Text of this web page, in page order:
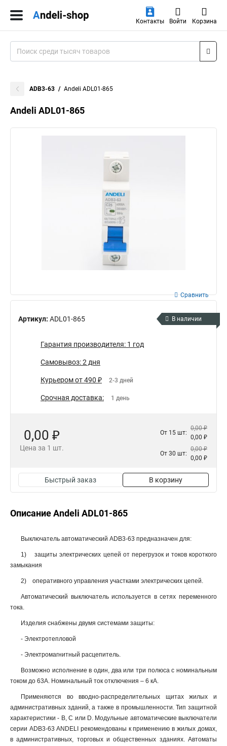
Контакты Войти Корзина
ADB3-63 Andeli ADL01-865
Andeli ADL01-865
Артикул: ADL01-865
Сравнить
В наличии
Гарантия производителя: 1 год
Самовывоз: 2 дня
Курьером от 490 ₽ 2-3 дней
Срочная доставка: 1 день
0,00 ₽
Цена за 1 шт.
От 15 шт:
0,00 ₽
0,00 ₽
От 30 шт:
0,00 ₽
0,00 ₽
Быстрый заказ В корзину
Описание Andeli ADL01-865
Выключатель автоматический ADB3-63 предназначен для:
1) защиты электрических цепей от перегрузок и токов короткого
замыкания
2) оперативного управления участками электрических цепей.
Автоматический выключатель используется в сетях переменного
тока.
Изделия снабжены двумя системами защиты:
- Электротепловой
- Электромагнитный расцепитель.
Возможно исполнение в один, два или три полюса с номинальным
током до 63А. Номинальный ток отключения – 6 кА.
Применяются во вводно-распределительных щитах жилых и
административных зданий, а также в промышленности. Тип защитной
характеристики - B, C или D. Модульные автоматические выключатели
серии ADB3-63 ANDELI рекомендованы к применению в жилых домах,
в административных, торговых и общественных зданиях. Автоматы